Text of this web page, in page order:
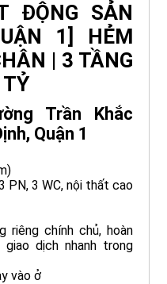
ĐỘNG SẢN
1] HẺM
| 3 TẦNG
Trần Khắc
Quận 1
PN, 3 WC, nội thất cao
riêng chính chủ, hoàn
dịch nhanh trong
vào ở